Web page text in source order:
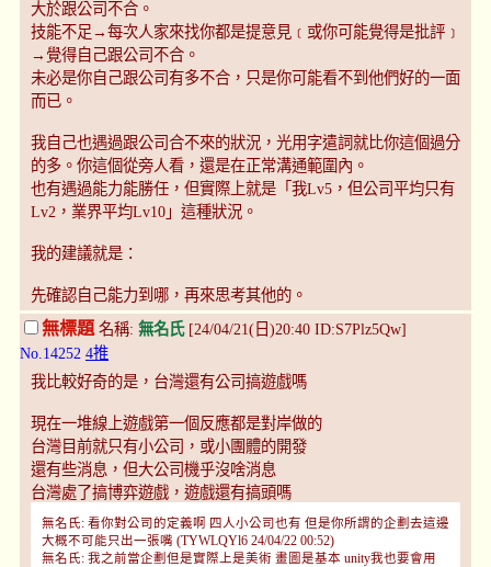
大於跟公司不合。
技能不足→每次人家來找你都是提意見﹝或你可能覺得是批評﹞
→覺得自己跟公司不合。
未必是你自己跟公司有多不合，只是你可能看不到他們好的一面
而已。
我自己也遇過跟公司合不來的狀況，光用字遣詞就比你這個過分
的多。你這個從旁人看，還是在正常溝通範圍內。
也有遇過能力能勝任，但實際上就是「我Lv5，但公司平均只有
Lv2，業界平均Lv10」這種狀況。
我的建議就是：
先確認自己能力到哪，再來思考其他的。
無標題 名稱: 無名氏[24/04/21(日)20:40 ID:S7Plz5Qw]
No.14252 4推
我比較好奇的是，台灣還有公司搞遊戲嗎
現在一堆線上遊戲第一個反應都是對岸做的
台灣目前就只有小公司，或小團體的開發
還有些消息，但大公司機乎沒啥消息
台灣處了搞博弈遊戲，遊戲還有搞頭嗎
無名氏: 看你對公司的定義啊 四人小公司也有 但是你所謂的企劃去這邊
大概不可能只出一張嘴 (TYWLQYl6 24/04/22 00:52)
無名氏: 我之前當企劃但是實際上是美術 畫圖是基本 unity我也要會用